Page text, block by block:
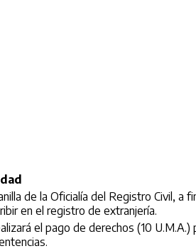
de la Oficialía del Registro Civil, a
en el registro de extranjería.
el pago de derechos (10 U.M.A.)